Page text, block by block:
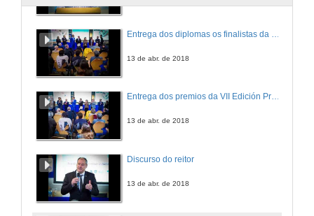
13 de abr. de 2018
Entrega dos premios da VII Edición Premios INCUVI-Emprende
13 de abr. de 2018
Discurso do reitor
13 de abr. de 2018